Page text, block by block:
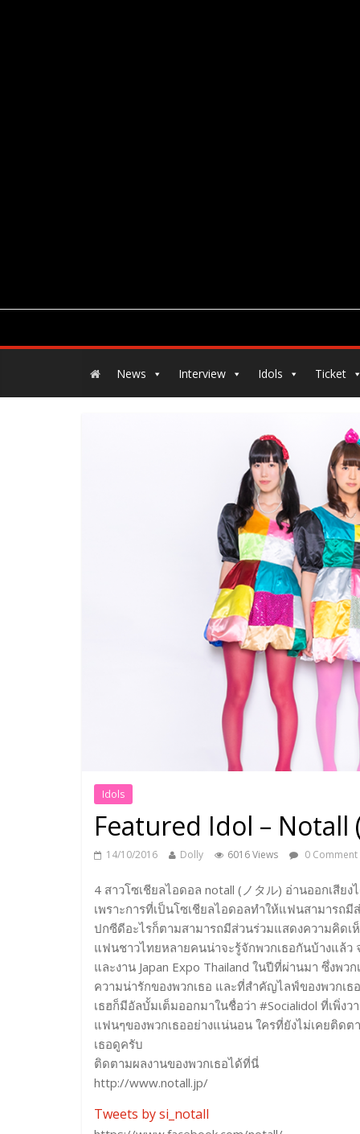
News Interview Idols Ticket
Idols
Featured Idol –
14/10/2016 Dolly 6016 Views 0 Comment
4 สาวโซเชียลไอดอล notall (ノタル) อ่านออกเสีย
เพราะการที่เป็นโซเชียลไอดอลทำให้แฟนสามารถมี
ปกซีดีอะไรก็ตามสามารถมีส่วนร่วมแสดงความคิดเ
แฟนชาวไทยหลายคนน่าจะรู้จักพวกเธอกันบ้างแล้ว
และงาน Japan Expo Thailand ในปีที่ผ่านมา ซึ่งพ
ความน่ารักของพวกเธอ และที่สำคัญไลฟ์ของพวกเ
เธฮก็มีอัลบั้มเต็มออกมาในชื่อว่า #Socialidol ที่เพิ่ง
แฟนๆของพวกเธออย่างแน่นอน ใครที่ยังไม่เคยติด
เธอดูครับ
ติดตามผลงานของพวกเธอได้ที่นี่
http://www.notall.jp/
Tweets by si_notall